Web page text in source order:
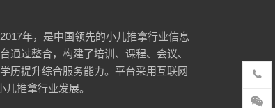
年，是中国领先的小儿推拿行业信息
通过整合，构建了培训、课程、会议、
历提升综合服务能力。平台采用互联网
儿推拿行业发展。